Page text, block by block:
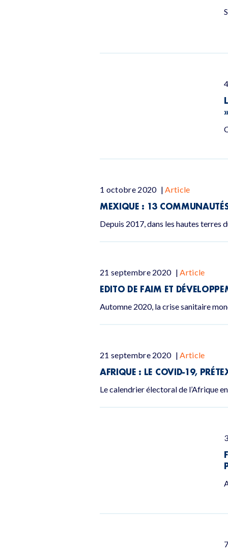
»
1 octobre 2020 | Article
MEXIQUE : 13
Depuis 2017, dans les hautes terres
21 septembre 2020 | Article
EDITO DE FAIM ET
Automne 2020, la crise sanitaire
21 septembre 2020 | Article
AFRIQUE : LE COVID-19,
Le calendrier électoral de l’Afrique